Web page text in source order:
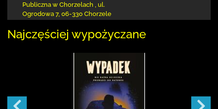
Publiczna w Chorzelach
ul.
Ogrodowa 7, 06-330 Chorzele
Najczęściej wypożyczane